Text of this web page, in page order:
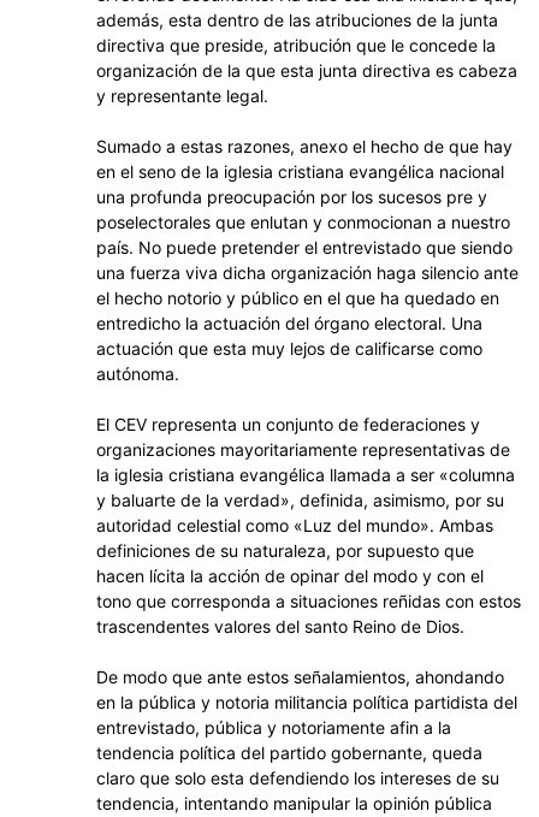
además, esta dentro de las atribuciones de la junta
directiva que preside, atribución que le concede la
organización de la que esta junta directiva es cabeza
y representante legal.
Sumado a estas razones, anexo el hecho de que hay
en el seno de la iglesia cristiana evangélica nacional
una profunda preocupación por los sucesos pre y
poselectorales que enlutan y conmocionan a nuestro
país. No puede pretender el entrevistado que siendo
una fuerza viva dicha organización haga silencio ante
el hecho notorio y público en el que ha quedado en
entredicho la actuación del órgano electoral. Una
actuación que esta muy lejos de calificarse como
autónoma.
El CEV representa un conjunto de federaciones y
organizaciones mayoritariamente representativas de
la iglesia cristiana evangélica llamada a ser «columna
y baluarte de la verdad», definida, asimismo, por su
autoridad celestial como «Luz del mundo». Ambas
definiciones de su naturaleza, por supuesto que
hacen lícita la acción de opinar del modo y con el
tono que corresponda a situaciones reñidas con estos
trascendentes valores del santo Reino de Dios.
De modo que ante estos señalamientos, ahondando
en la pública y notoria militancia política partidista del
entrevistado, pública y notoriamente afin a la
tendencia política del partido gobernante, queda
claro que solo esta defendiendo los intereses de su
tendencia, intentando manipular la opinión pública